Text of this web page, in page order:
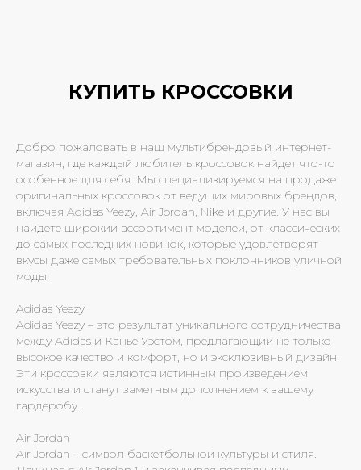
КУПИТЬ КРОССОВКИ
Добро пожаловать в наш мультибрендовый интернет-
магазин, где каждый любитель кроссовок найдет что-то
особенное для себя. Мы специализируемся на продаже
оригинальных кроссовок от ведущих мировых брендов,
включая Adidas Yeezy, Air Jordan, Nike и другие. У нас вы
найдете широкий ассортимент моделей, от классических
до самых последних новинок, которые удовлетворят
вкусы даже самых требовательных поклонников уличной
моды.
Adidas Yeezy
Adidas Yeezy – это результат уникального сотрудничества
между Adidas и Канье Уэстом, предлагающий не только
высокое качество и комфорт, но и эксклюзивный дизайн.
Эти кроссовки являются истинным произведением
искусства и станут заметным дополнением к вашему
гардеробу.
Air Jordan
Air Jordan – символ баскетбольной культуры и стиля.